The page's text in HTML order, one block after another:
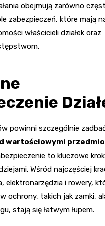
obejmują zarówno
zabezpieczeń, które mają
właścicieli działek oraz
powinni szczególnie
wartościowymi
to kluczowe
Wśród najczęściej
elektronarzędzia i rowery,
ochrony, takich jak zamki,
stają się łatwym łupem.